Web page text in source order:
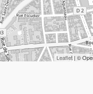
Leaflet| ©